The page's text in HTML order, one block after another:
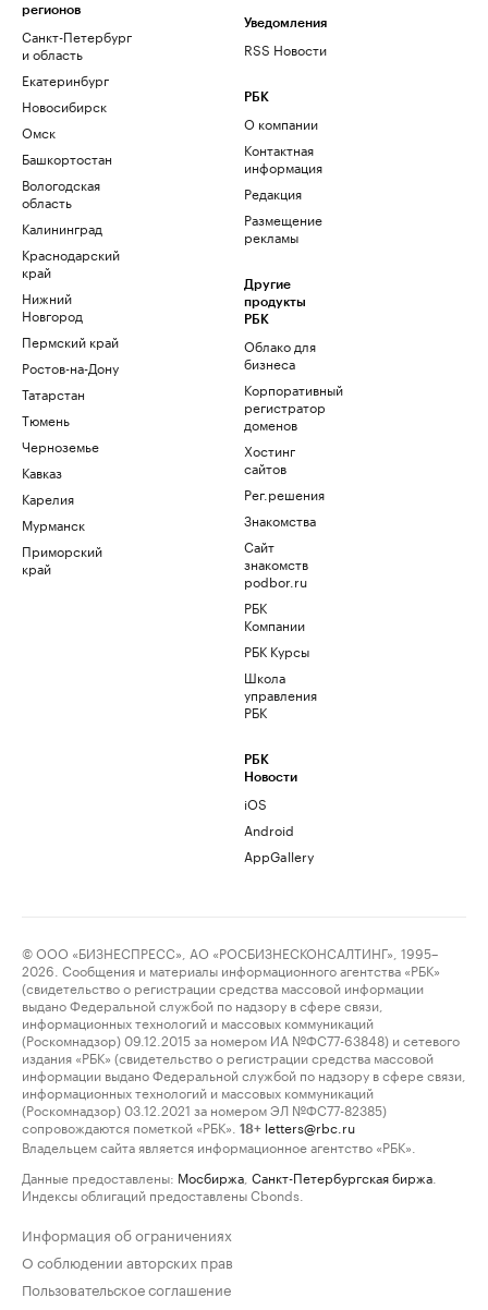
регионов
Санкт-Петербург
и область
Екатеринбург
Новосибирск
Омск
Башкортостан
Вологодская
область
Калининград
Краснодарский
край
Нижний
Новгород
Пермский край
Ростов-на-Дону
Татарстан
Тюмень
Черноземье
Кавказ
Карелия
Мурманск
Приморский
край
Уведомления
RSS Новости
РБК
О компании
Контактная
информация
Редакция
Размещение
рекламы
Другие
продукты
РБК
Облако для
бизнеса
Корпоративный
регистратор
доменов
Хостинг
сайтов
Рег.решения
Знакомства
Сайт
знакомств
podbor.ru
РБК
Компании
РБК Курсы
Школа
управления
РБК
РБК
Новости
iOS
Android
AppGallery
© ООО «БИЗНЕСПРЕСС», АО «РОСБИЗНЕСКОНСАЛТИНГ», 1995–
2026. Сообщения и материалы информационного агентства «РБК»
(свидетельство о регистрации средства массовой информации
выдано Федеральной службой по надзору в сфере связи,
информационных технологий и массовых коммуникаций
(Роскомнадзор) 09.12.2015 за номером ИА №ФС77-63848) и сетевого
издания «РБК» (свидетельство о регистрации средства массовой
информации выдано Федеральной службой по надзору в сфере связи,
информационных технологий и массовых коммуникаций
(Роскомнадзор) 03.12.2021 за номером ЭЛ №ФС77-82385)
сопровождаются пометкой «РБК».
18+ letters@rbc.ru
Владельцем сайта является информационное агентство «РБК».
Данные предоставлены: Мосбиржа Санкт-Петербургская биржа
Индексы облигаций предоставлены Cbonds.
Информация об ограничениях
О соблюдении авторских прав
Пользовательское соглашение